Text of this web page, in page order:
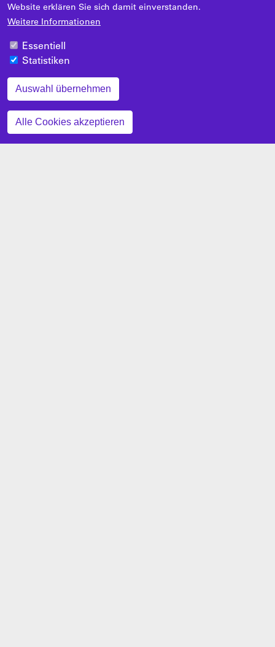
Website erklären Sie sich damit einverstanden.
Weitere Informationen
Essentiell
Statistiken
Auswahl übernehmen
Alle Cookies akzeptieren